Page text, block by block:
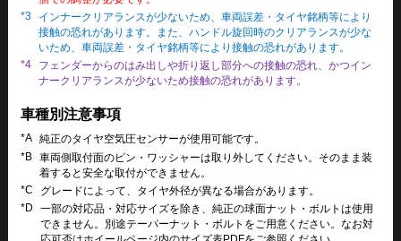
*3
インナークリアランスが少ないため、車両誤差・タイヤ銘柄等により
接触の恐れがあります。また、ハンドル旋回時のクリアランスが少な
いため、車両誤差・タイヤ銘柄等により接触の恐れがあります。
*4
フェンダーからのはみ出しや折り返し部分への接触の恐れ、かつイン
ナークリアランスが少ないため接触の恐れがあります。
車種別注意事項
*A 純正のタイヤ空気圧センサーが使用可能です。
*B 車両側取付面のピン・ワッシャーは取り外してください。そのまま装
着すると安全な取付ができません。
*C
グレードによって、タイヤ外径が異なる場合があります。
*D
一部の対応品・対応サイズを除き、純正の球面ナット・ボルトは使用
できません。別途テーパーナット・ボルトをご用意ください。なお対